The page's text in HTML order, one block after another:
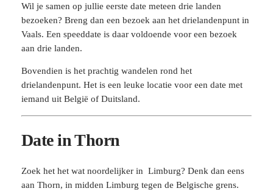
Wil je samen op jullie eerste date meteen drie landen
bezoeken? Breng dan een bezoek aan het drielandenpunt in
Vaals. Een speeddate is daar voldoende voor een bezoek
aan drie landen.
Bovendien is het prachtig wandelen rond het
drielandenpunt. Het is een leuke locatie voor een date met
iemand uit België of Duitsland.
Date in Thorn
Zoek het het wat noordelijker in Limburg? Denk dan eens
aan Thorn, in midden Limburg tegen de Belgische grens.